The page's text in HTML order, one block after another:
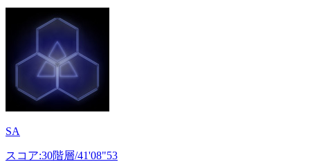
SA
スコア:30階層/41'08"53